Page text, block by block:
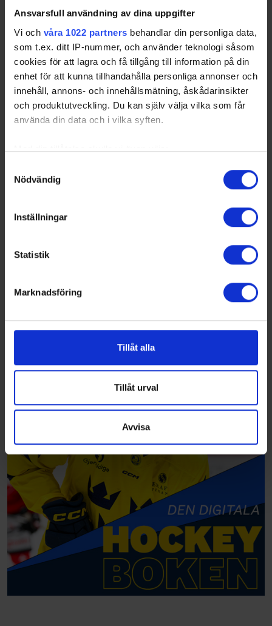
Ansvarsfull användning av dina uppgifter
Vi och våra 1022 partners behandlar din personliga data,
som t.ex. ditt IP-nummer, och använder teknologi såsom
cookies för att lagra och få tillgång till information på din
enhet för att kunna tillhandahålla personliga annonser och
innehåll, annons- och innehållsmätning, åskådarinsikter
och produktutveckling. Du kan själv välja vilka som får
använda din data och i vilka syften.
Med din tillåtelse skulle vi även vilja:
som kan ha en noggrannhet på upp till flera meter
Ta reda på mer om hur dina personliga uppgifter
Du kan ändra eller dra tillbaka ditt samtycke när som
Vi använder enhetsidentifierare för att anpassa innehållet
för sociala medier och analysera vår trafik. Vi
vidarebefordrar även sådana identifierare och annan
annons- och analysföretag som vi samarbetar med.
Dessa kan i sin tur kombinera informationen med annan
samlat in när du har använt deras tjänster.
Nödvändig
Inställningar
Statistik
Marknadsföring
Tillåt alla
Tillåt urval
Avvisa